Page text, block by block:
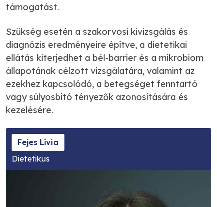
támogatást.
Szükség esetén a szakorvosi kivizsgálás és
diagnózis eredményeire építve, a dietetikai
ellátás kiterjedhet a bél-barrier és a mikrobiom
állapotának célzott vizsgálatára, valamint az
ezekhez kapcsolódó, a betegséget fenntartó
vagy súlyosbító tényezők azonosítására és
kezelésére.
Fejes Lívia
Dietetikus